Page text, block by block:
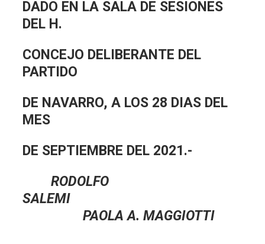
DADO EN LA SALA DE SESIONES
DEL H.
CONCEJO DELIBERANTE DEL
PARTIDO
DE NAVARRO, A LOS 28 DIAS DEL
MES
DE SEPTIEMBRE DEL 2021.-
RODOLFO
SALEMI
PAOLA A. MAGGIOTTI